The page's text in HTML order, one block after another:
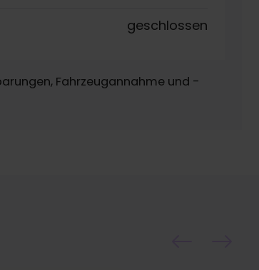
geschlossen
Fahrzeugannahme und -